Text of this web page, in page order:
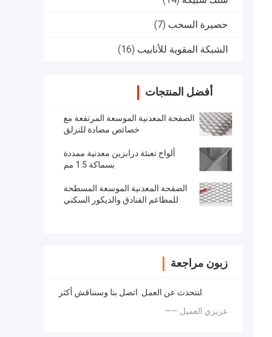
حصيرة السحب (7)
الشبكة المقوية للأنابيب (16)
أفضل المنتجات
الصفحة المعدنية الموسعة المرتفعة مع
خصائص مضادة للنزلق
ألواح تعبئة درابزين معدنية ممددة
بسماكة 1.5 مم
الصفحة المعدنية الموسعة المسطحة
للمطاعم الفنادق والديكور السكني
زبون مراجعة
لنتحدث عن العمل. اتصل بنا وسنناقش أكثر.
—— عزيزي العميل